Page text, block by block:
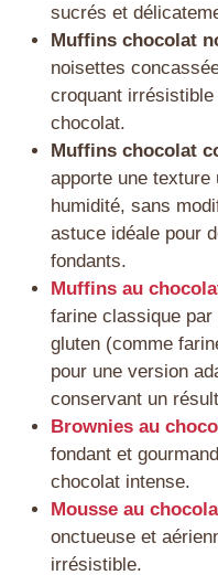
sucrés et
Muffins chocolat
noisettes
croquant
chocolat.
Muffins chocolat
apporte une texture
humidité, sans
astuce idéale pour
fondants.
Muffins au
farine classique
gluten (comme
pour une version
conservant un
Brownies au
fondant et
chocolat intense.
Mousse au
onctueuse et
irrésistible.